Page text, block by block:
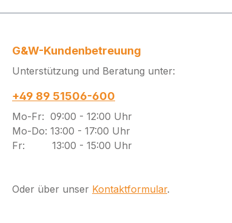
G&W-Kundenbetreuung
Unterstützung und Beratung unter:
+49 89 51506-600
Mo-Fr: 09:00 - 12:00 Uhr
Mo-Do: 13:00 - 17:00 Uhr
Fr: 13:00 - 15:00 Uhr
Oder über unser Kontaktformular.